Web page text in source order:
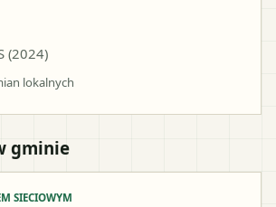
(2024)
lokalnych
gminie
SIECIOWYM